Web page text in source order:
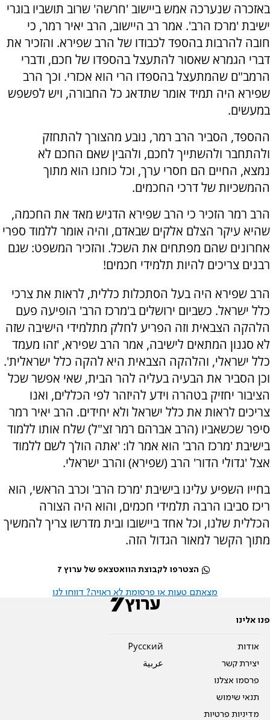
באזכרה שנערכה אמש ביישוב 'חרשה' שרוב תושביו בוגרי
ישיבת 'מרכז הרב'. אמר רב היישוב, הרב יאיר רמר, כי
חובה להרבות בהספד לכבודו של הרב שפירא. והזכיר את
דברי הגמרא שאסור להתעצל בהספדו של חכם, ודברי
הרמב"ם שהמתעצל בהספדו הרי הוא אכזרי. וכך הרב
שפירא היה תמיד אומר שתדאג כל החבורה, ויש לפשפש
במעשים.
ההספד, הסביר הרב רמר, נובע מהצורך להתחזק
ולהתחבר ולהשתייך לחכם, ולהבין שאם החכם לא
נמצא, החיים הם חסרי ערך, וכל כוחנו הוא מתוך
ההמשכיות של דרכי החכמים.
הרב רמר הזכיר כי הרב שפירא הדגיש מאד את החכמה,
שהיא עיקר הצלם אלקים שבאדם, והיה אומר ללמוד ספרי
אחרונים שהם מפתחים את השכל. והזכיר המשפט: שגם
רבנים צריכים להיות תלמידי חכמים!
הרב שפירא היה בעל הסתכלות כללית, לראות את צרכי
כלל ישראל. כשביום ירושלים ב'מרכז הרב' הופיעה פעם
הלהקה הצבאית וזה הפריע לחלק מתלמידי הישיבה שזה
לא סגנון המתאים לישיבה, אמר הרב שפירא, 'זהו מעמד
כלל ישראלי, והלהקה הצבאית היא להקה כלל ישראלית'.
וכן הסביר את הבעיה בעליה להר הבית, שאי אפשר שכל
הציבור יחזיק בטהרה וידע להיזהר לפי הכללים, ואנו
צריכים לראות את כלל ישראל ולא יחידים. הרב יאיר רמר
סיפר שכשאביו (הרב אברהם רמר זצ"ל) שלח אותו ללמוד
בישיבת 'מרכז הרב' הוא אמר לו: 'אתה הולך לשם ללמוד
אצל 'גדולי הדור' הרב (שפירא) והרב ישראלי.
בחייו השפיע עלינו בישיבת 'מרכז הרב' וכרב הראשי, הוא
ריכז סביבו הרבה תלמידי חכמים, והוא היה הצורה
הכללית שלנו, וכל אחד ביישובו ובית מדרשו צריך להמשיך
מתוך הקשר למאור הגדול הזה.
הצטרפו לקבוצת הוואטצאפ של ערוץ 7
מצאתם טעות או פרסומת לא ראויה? דווחו לנו
פנו אלינו
אודות
יצירת קשר
פרסמו אצלנו
תנאי שימוש
מדיניות פרטיות
Pусский
عربية